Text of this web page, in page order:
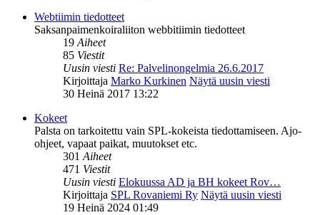
Webtiimin tiedotteet
Saksanpaimenkoiraliiton webbitiimin tiedotteet
19Aiheet
85 Viestit
Uusin viesti Re: Palvelinongelmia 26.6.2017
Kirjoittaja Marko Kurkinen Näytä uusin viesti
30 Heinä 2017 13:22
Kokeet
Palsta on tarkoitettu vain SPL-kokeista tiedottamiseen. Ajo-
ohjeet, vapaat paikat, muutokset etc.
301Aiheet
471 Viestit
Uusin viesti Elokuussa AD ja BH kokeet Rov…
Kirjoittaja SPL Rovaniemi Ry Näytä uusin viesti
19 Heinä 2024 01:49